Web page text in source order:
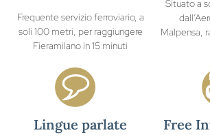
Frequente servizio ferroviario, a
soli 100 metri, per raggiungere
Fieramilano in 15 minuti
Situato a
Malpensa,
Lingue parlate
Free